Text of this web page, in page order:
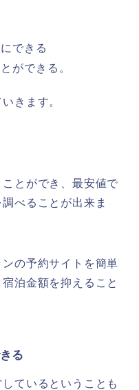
できる
ができる。
きます。
とができ、最安値で
べることが出来ま
の予約サイトを簡単
泊金額を抑えること
る
ているということも